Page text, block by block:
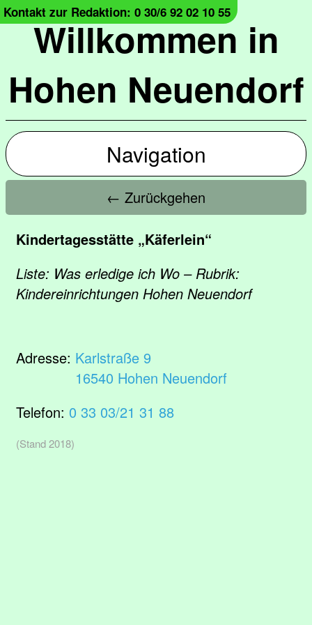
Willkommen in
Hohen Neuendorf
Kontakt zur Redaktion: 0 30/6 92 02 10 55
Navigation
← Zurückgehen
Kindertagesstätte „Käferlein“
Liste: Was erledige ich Wo – Rubrik:
Kindereinrichtungen Hohen Neuendorf
Adresse: Karlstraße 9
16540 Hohen Neuendorf
Telefon: 0 33 03/21 31 88
(Stand 2018)